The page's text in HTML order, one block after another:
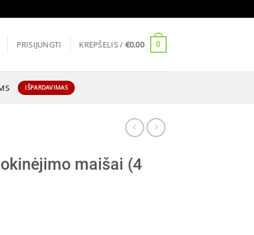
PRISIJUNGTI KREPŠELIS / €0.00 0
IŠPARDAVIMAS
maišai (4